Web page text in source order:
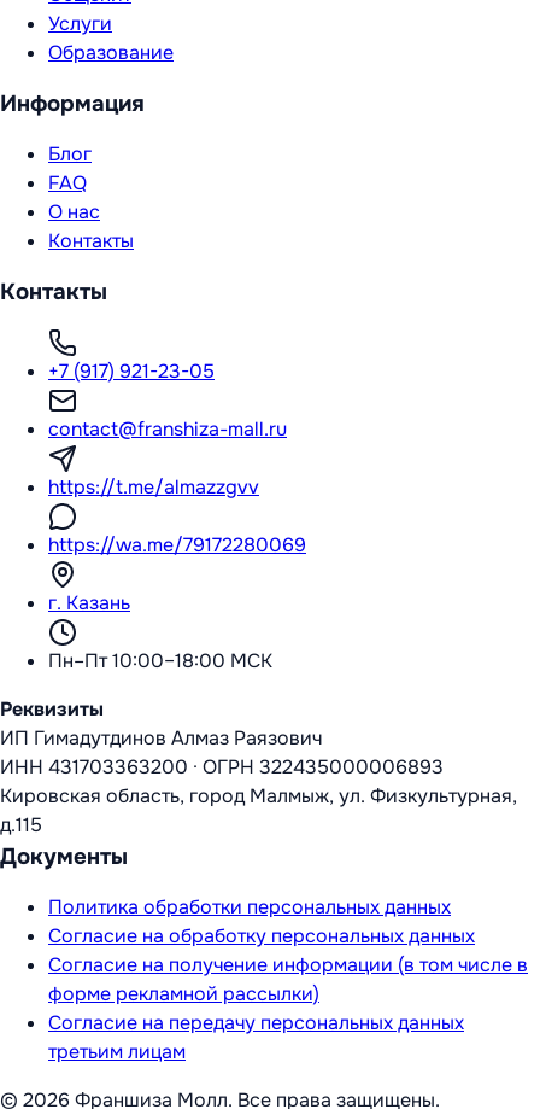
Услуги
Образование
Информация
Блог
FAQ
О нас
Контакты
Контакты
+7 (917) 921-23-05
contact@franshiza-mall.ru
https://t.me/almazzgvv
https://wa.me/79172280069
г. Казань
Пн–Пт 10:00–18:00 МСК
Реквизиты
ИП Гимадутдинов Алмаз Раязович
ИНН 431703363200 · ОГРН 322435000006893
Кировская область, город Малмыж, ул. Физкультурная,
д.115
Документы
Политика обработки персональных данных
Согласие на обработку персональных данных
Согласие на получение информации (в том числе в
форме рекламной рассылки)
Согласие на передачу персональных данных
третьим лицам
© 2026 Франшиза Молл. Все права защищены.